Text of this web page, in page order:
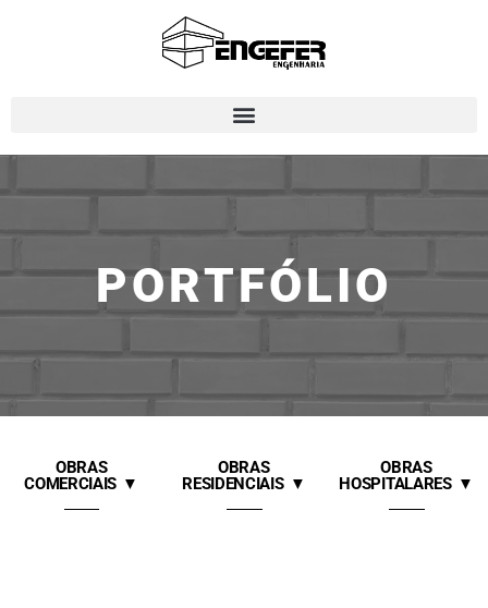
PORTFÓLIO
OBRAS
COMERCIAIS
OBRAS
RESIDENCIAIS
OBRAS
HOSPITALARES